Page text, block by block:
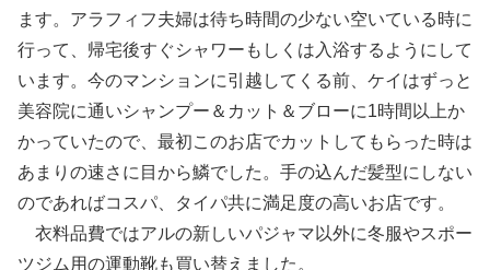
ます。アラフィフ夫婦は待ち時間の少ない空いている時に
行って、帰宅後すぐシャワーもしくは入浴するようにして
います。今のマンションに引越してくる前、ケイはずっと
美容院に通いシャンプー＆カット＆ブローに1時間以上か
かっていたので、最初このお店でカットしてもらった時は
あまりの速さに目から鱗でした。手の込んだ髪型にしない
のであればコスパ、タイパ共に満足度の高いお店です。
衣料品費ではアルの新しいパジャマ以外に冬服やスポー
ツジム用の運動靴も買い替えました。